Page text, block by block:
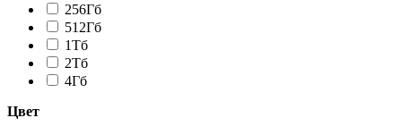
256Гб
512Гб
1Tб
2Tб
4Гб
Цвет